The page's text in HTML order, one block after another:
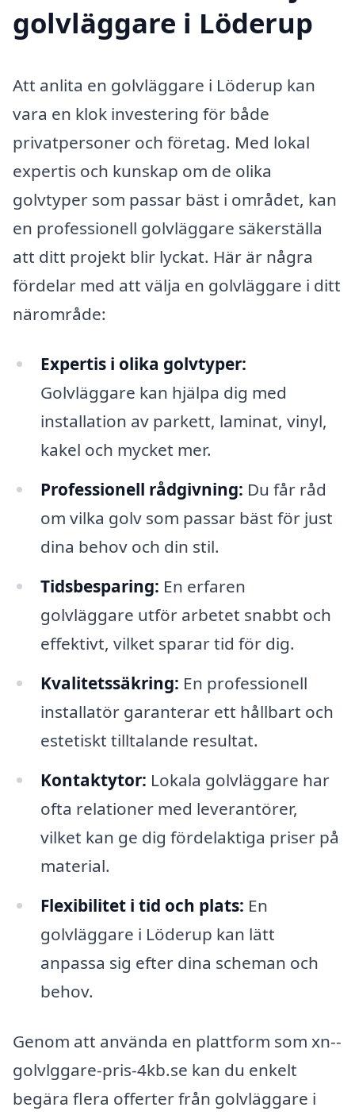
golvläggare i Löderup
Att anlita en golvläggare i Löderup kan
vara en klok investering för både
privatpersoner och företag. Med lokal
expertis och kunskap om de olika
golvtyper som passar bäst i området, kan
en professionell golvläggare säkerställa
att ditt projekt blir lyckat. Här är några
fördelar med att välja en golvläggare i ditt
närområde:
Expertis i olika golvtyper:
Golvläggare kan hjälpa dig med
installation av parkett, laminat, vinyl,
kakel och mycket mer.
Professionell rådgivning: Du får råd
om vilka golv som passar bäst för just
dina behov och din stil.
Tidsbesparing: En erfaren
golvläggare utför arbetet snabbt och
effektivt, vilket sparar tid för dig.
Kvalitetssäkring: En professionell
installatör garanterar ett hållbart och
estetiskt tilltalande resultat.
Kontaktytor: Lokala golvläggare har
ofta relationer med leverantörer,
vilket kan ge dig fördelaktiga priser på
material.
Flexibilitet i tid och plats: En
golvläggare i Löderup kan lätt
anpassa sig efter dina scheman och
behov.
Genom att använda en plattform som xn--
golvlggare-pris-4kb.se kan du enkelt
begära flera offerter från golvläggare i